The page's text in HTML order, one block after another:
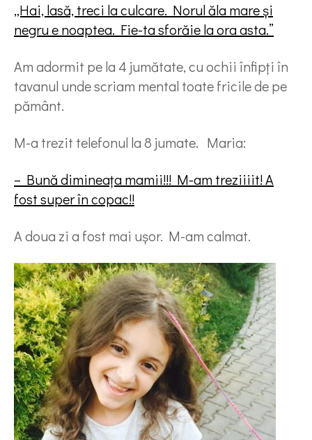
„Hai, lasă, treci la culcare. Norul ăla mare și
negru e noaptea. Fie-ta sforăie la ora asta.”
Am adormit pe la 4 jumătate, cu ochii înfipți în
tavanul unde scriam mental toate fricile de pe
pământ.
M-a trezit telefonul la 8 jumate. Maria:
– Bună dimineața mamii!!! M-am treziiiit! A
fost super în copac!!
A doua zi a fost mai ușor. M-am calmat.